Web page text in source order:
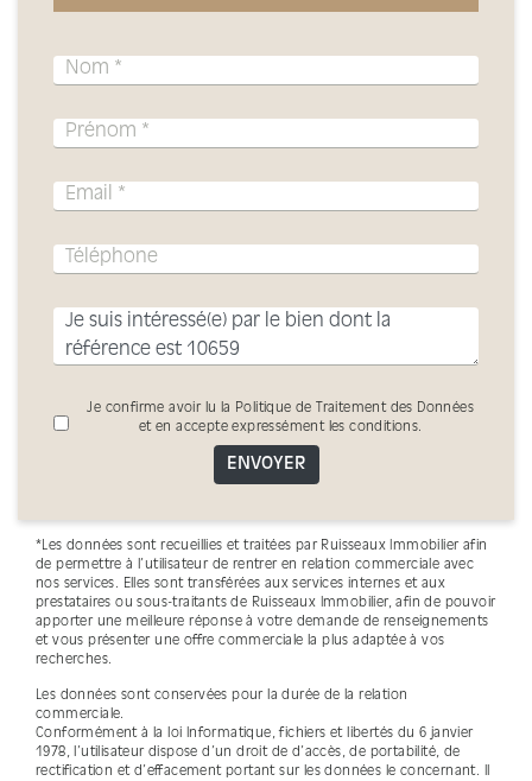
Je confirme avoir lu la Politique de Traitement des Données
et en accepte expressément les conditions.
ENVOYER
*Les données sont recueillies et traitées par Ruisseaux Immobilier afin
de permettre à l’utilisateur de rentrer en relation commerciale avec
nos services. Elles sont transférées aux services internes et aux
prestataires ou sous-traitants de Ruisseaux Immobilier, afin de pouvoir
apporter une meilleure réponse à votre demande de renseignements
et vous présenter une offre commerciale la plus adaptée à vos
recherches.
Les données sont conservées pour la durée de la relation
commerciale.
Conformément à la loi Informatique, fichiers et libertés du 6 janvier
1978, l’utilisateur dispose d’un droit de d’accès, de portabilité, de
rectification et d’effacement portant sur les données le concernant. Il